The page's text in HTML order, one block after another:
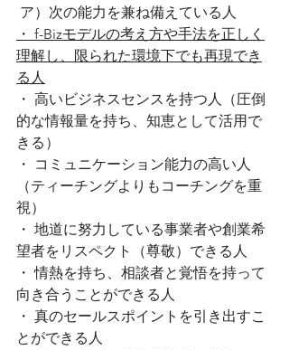
ア）次の能力を兼ね備えている人
・ f-Bizモデルの考え方や手法を正しく
理解し、限られた環境下でも再現でき
る人
・ 高いビジネスセンスを持つ人（圧倒
的な情報量を持ち、知恵として活用で
きる）
・ コミュニケーション能力の高い人
（ティーチングよりもコーチングを重
視）
・ 地道に努力している事業者や創業希
望者をリスペクト（尊敬）できる人
・ 情熱を持ち、相談者と覚悟を持って
向き合うことができる人
・ 真のセールスポイントを引き出すこ
とができる人